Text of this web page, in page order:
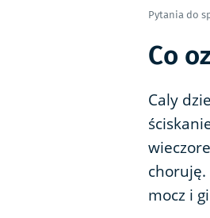
Pytania do
Co
Caly
choruję.
mocz i